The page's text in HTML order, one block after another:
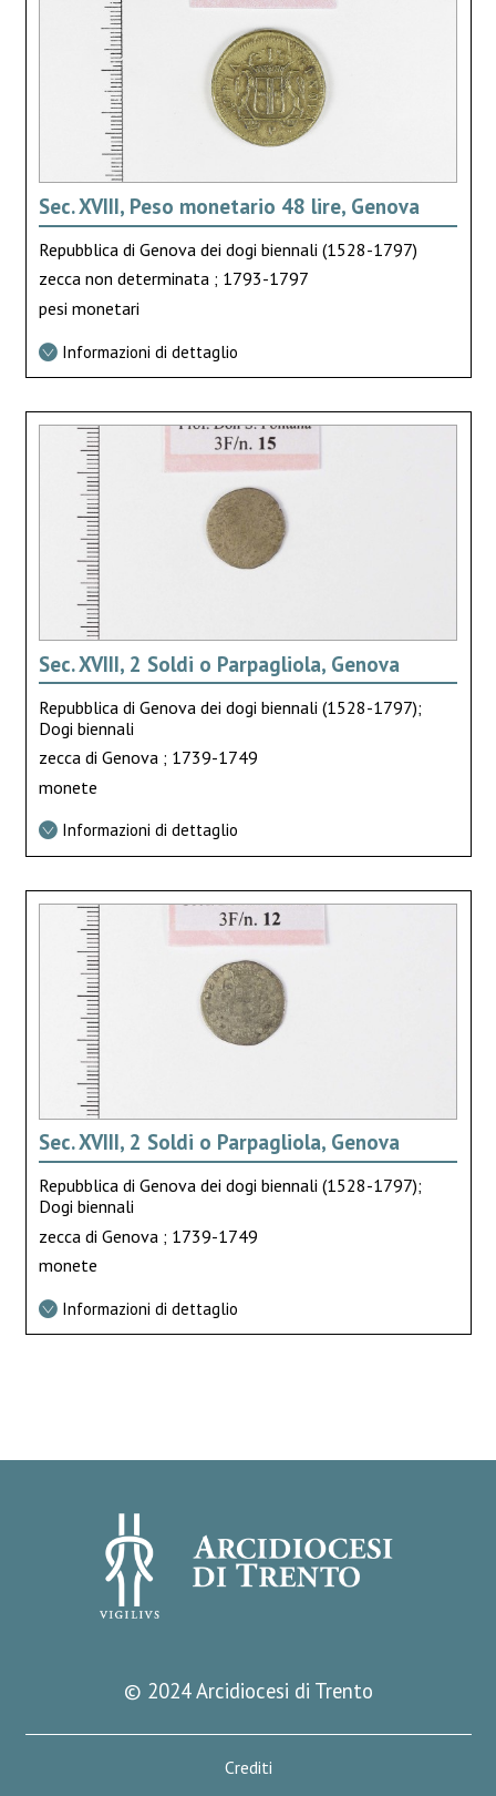
Sec. XVIII, Peso monetario 48 lire, Genova
Repubblica di Genova dei dogi biennali (1528-1797)
zecca non determinata ; 1793-1797
pesi monetari
Informazioni di dettaglio
Sec. XVIII, 2 Soldi o Parpagliola, Genova
Repubblica di Genova dei dogi biennali (1528-1797);
Dogi biennali
zecca di Genova ; 1739-1749
monete
Informazioni di dettaglio
Sec. XVIII, 2 Soldi o Parpagliola, Genova
Repubblica di Genova dei dogi biennali (1528-1797);
Dogi biennali
zecca di Genova ; 1739-1749
monete
Informazioni di dettaglio
© 2024 Arcidiocesi di Trento
Crediti